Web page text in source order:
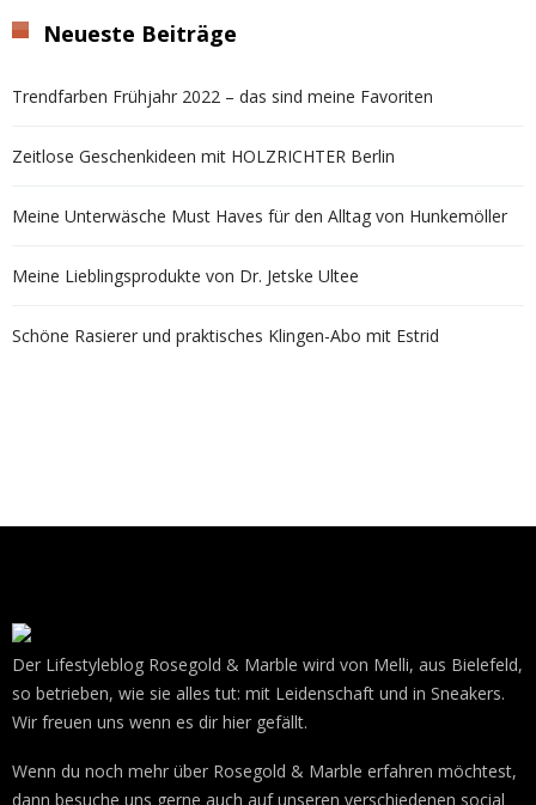
Neueste Beiträge
Trendfarben Frühjahr 2022 – das sind meine Favoriten
Zeitlose Geschenkideen mit HOLZRICHTER Berlin
Meine Unterwäsche Must Haves für den Alltag von Hunkemöller
Meine Lieblingsprodukte von Dr. Jetske Ultee
Schöne Rasierer und praktisches Klingen-Abo mit Estrid
Der Lifestyleblog Rosegold & Marble wird von Melli, aus Bielefeld,
so betrieben, wie sie alles tut: mit Leidenschaft und in Sneakers.
Wir freuen uns wenn es dir hier gefällt.
Wenn du noch mehr über Rosegold & Marble erfahren möchtest,
dann besuche uns gerne auch auf unseren verschiedenen social